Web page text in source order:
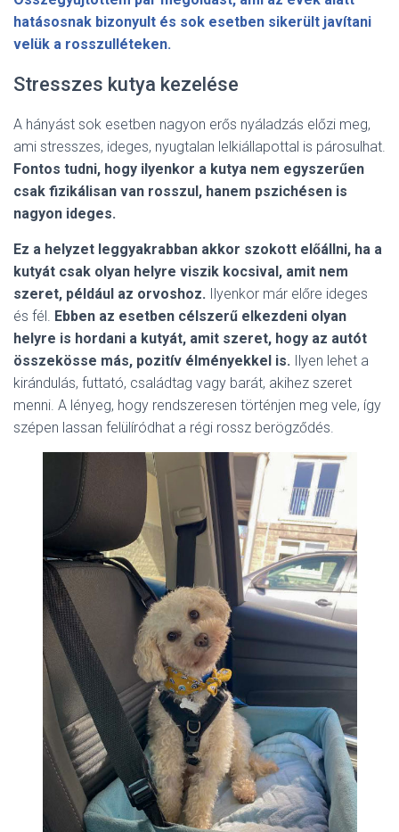
hatásosnak bizonyult és sok esetben sikerült javítani
velük a rosszulléteken.
Stresszes kutya kezelése
A hányást sok esetben nagyon erős nyáladzás előzi meg,
ami stresszes, ideges, nyugtalan lelkiállapottal is párosulhat.
Fontos tudni, hogy ilyenkor a kutya nem egyszerűen
csak fizikálisan van rosszul, hanem pszichésen is
nagyon ideges.
Ez a helyzet leggyakrabban akkor szokott előállni, ha a
kutyát csak olyan helyre viszik kocsival, amit nem
szeret, például az orvoshoz. Ilyenkor már előre ideges
és fél. Ebben az esetben célszerű elkezdeni olyan
helyre is hordani a kutyát, amit szeret, hogy az autót
összekösse más, pozitív élményekkel is. Ilyen lehet a
kirándulás, futtató, családtag vagy barát, akihez szeret
menni. A lényeg, hogy rendszeresen történjen meg vele, így
szépen lassan felülíródhat a régi rossz berögződés.